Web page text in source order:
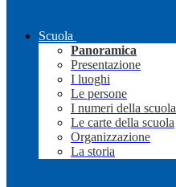
Scuola
Panoramica
Presentazione
I luoghi
Le persone
I numeri della scuola
Le carte della scuola
Organizzazione
La storia